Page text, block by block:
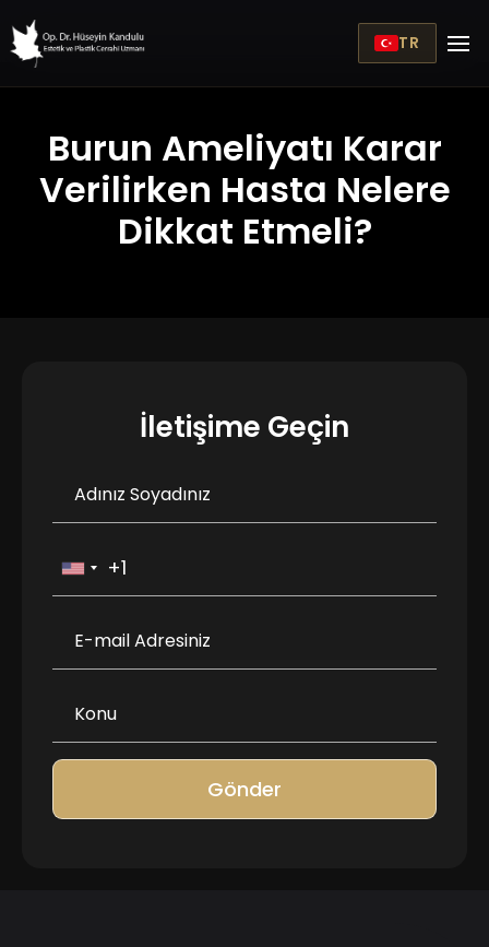
TR
Burun Ameliyatı Karar
Verilirken Hasta Nelere
Dikkat Etmeli?
İletişime Geçin
Gönder